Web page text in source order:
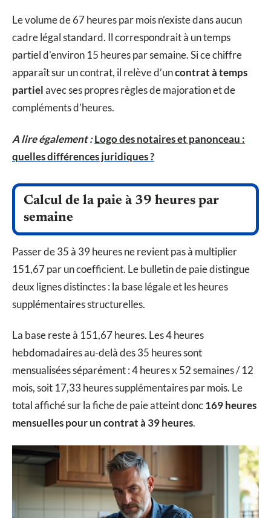
Le volume de 67 heures par mois n’existe dans aucun
cadre légal standard. Il correspondrait à un temps
partiel d’environ 15 heures par semaine. Si ce chiffre
apparaît sur un contrat, il relève d’uncontrat à temps
partielavec ses propres règles de majoration et de
compléments d’heures.
A lire également :Logo des notaires et panonceau :
quelles différences juridiques ?
Calcul de la paie à 39 heures par
semaine
Passer de 35 à 39 heures ne revient pas à multiplier
151,67 par un coefficient. Le bulletin de paie distingue
deux lignes distinctes : la base légale et les heures
supplémentaires structurelles.
La base reste à 151,67 heures. Les 4 heures
hebdomadaires au-delà des 35 heures sont
mensualisées séparément : 4 heures x 52 semaines / 12
mois, soit 17,33 heures supplémentaires par mois. Le
total affiché sur la fiche de paie atteint donc169 heures
mensuelles pour un contrat à 39 heures.